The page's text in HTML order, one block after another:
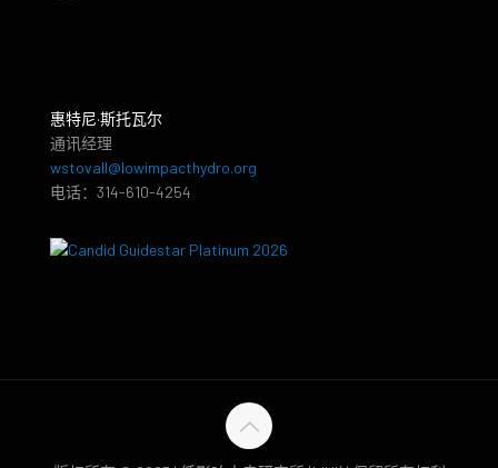
惠特尼·斯托瓦尔
通讯经理
wstovall@lowimpacthydro.org
电话：314-610-4254